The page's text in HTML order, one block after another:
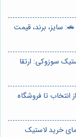
سایز، برند، قیمت
سوزوکی: ارتقا
انتخاب تا فروشگاه
خرید لاستیک